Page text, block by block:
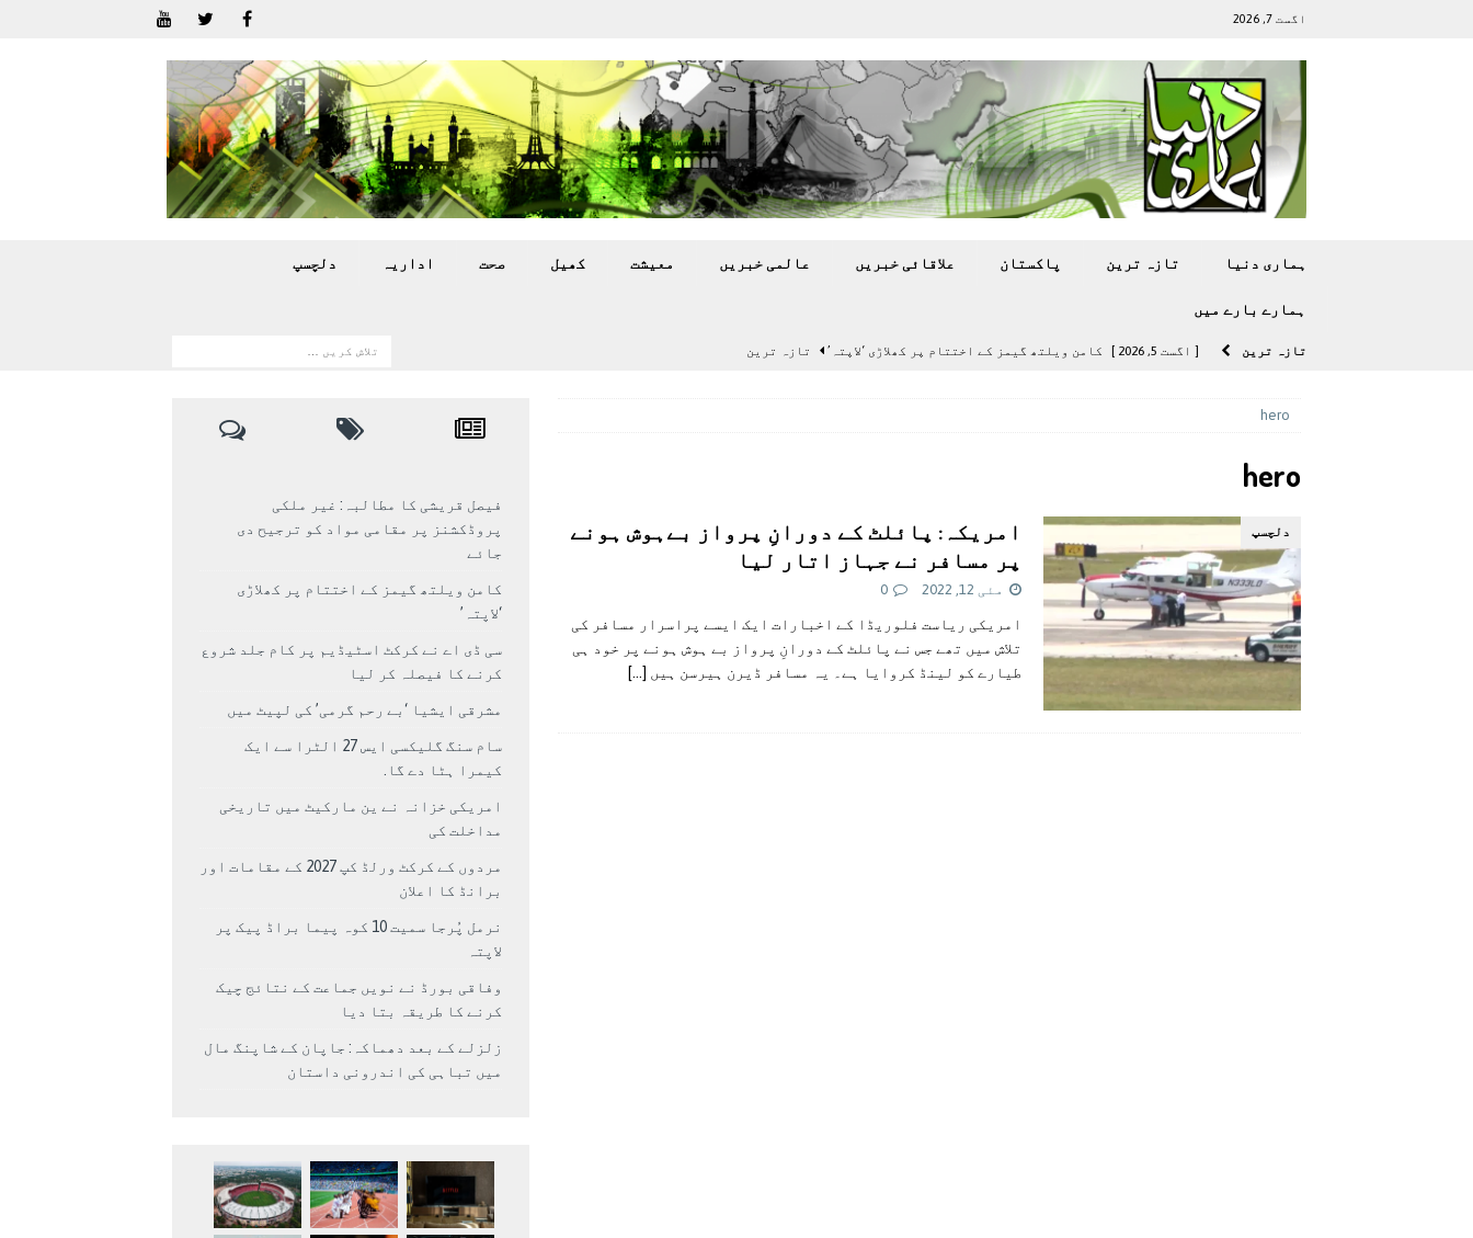
اگست 7, 2026
ہماری دنیا تازہ ترين پاکستان علاقائی خبريں عالمی خبريں معيشت کھيل صحت اداريہ دلچسپ
ہمارے بارے ميں
تازہ ترين [ اگست 5, 2026 ] کامن ویلتھ گیمز کے اختتام پر کھلاڑی ‘لاپتہ’ تازہ ترين
hero
hero
دلچسپ
امریکہ: پائلٹ کے دورانِ پرواز بےہوش ہونے
پر مسافر نے جہاز اتار لیا
مئی 12, 2022 0
امریکی ریاست فلوریڈا کے اخبارات ایک ایسے پراسرار مسافر کی
تلاش میں تھے جس نے پائلٹ کے دورانِ پرواز بے ہوش ہونے پر خود ہی
طیارے کو لینڈ کروایا ہے۔ یہ مسافر ڈیرن ہیرسن ہیں […]
فیصل قریشی کا مطالبہ: غیر ملکی
پروڈکشنز پر مقامی مواد کو ترجیح دی
جائے
کامن ویلتھ گیمز کے اختتام پر کھلاڑی
‘لاپتہ’
سی ڈی اے نے کرکٹ اسٹیڈیم پر کام جلد شروع
کرنے کا فیصلہ کر لیا
مشرقی ایشیا ‘بے رحم گرمی’ کی لپیٹ میں
سام سنگ گلیکسی ایس 27 الٹرا سے ایک
کیمرا ہٹا دے گا.
امریکی خزانہ نے ین مارکیٹ میں تاریخی
مداخلت کی
مردوں کے کرکٹ ورلڈ کپ 2027 کے مقامات اور
برانڈ کا اعلان
نرمل پُرجا سمیت 10 کوہ پیما براڈ پیک پر
لاپتہ
وفاقی بورڈ نے نویں جماعت کے نتائج چیک
کرنے کا طریقہ بتا دیا
زلزلے کے بعد دھماکہ: جاپان کے شاپنگ مال
میں تباہی کی اندرونی داستان